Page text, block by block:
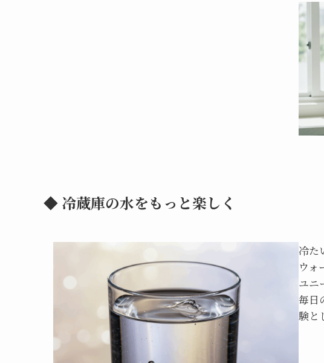
◆ 冷蔵庫の水をもっと楽しく
冷た
ウォ
ユニ
毎日
験と